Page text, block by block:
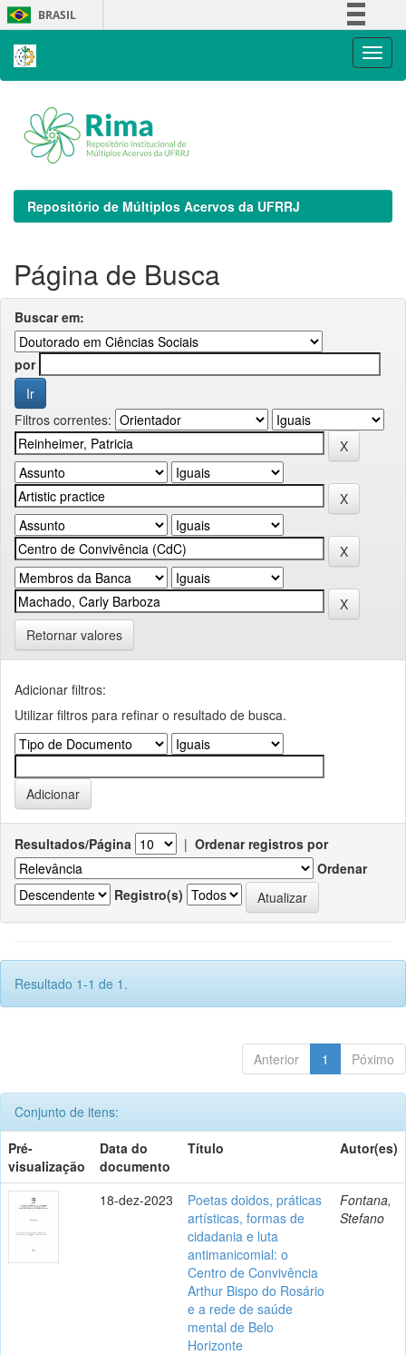
Skip
navigation
BRASIL
Repositório de Múltiplos Acervos da UFRRJ
Página de Busca
Buscar em:
por
Filtros correntes:
Retornar valores
Adicionar filtros:
Utilizar filtros para refinar o resultado de busca.
Resultados/Página | Ordenar registros por
Ordenar
Registro(s)
Resultado 1-1 de 1.
Anterior 1 Póximo
Conjunto de itens:
Pré-
visualização
Data do
documento
Título Autor(es)
18-dez-2023
Poetas doidos, práticas
artísticas, formas de
cidadania e luta
antimanicomial: o
Centro de Convivência
Arthur Bispo do Rosário
e a rede de saúde
mental de Belo
Horizonte
Fontana,
Stefano